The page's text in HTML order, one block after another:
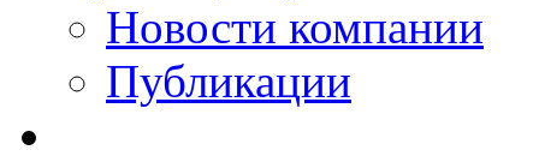
Новости компании
Публикации